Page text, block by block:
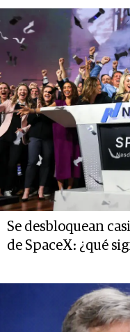
Se desbloquean
de SpaceX: ¿qué